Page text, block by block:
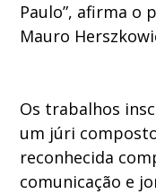
Paulo”, afirma o
Mauro
Os trabalhos
um júri
reconhecida
comunicação e